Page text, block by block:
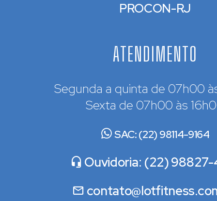
PROCON-RJ
ATENDIMENTO
Segunda a quinta de 07h00
Sexta de 07h00 às
SAC: (22) 98114-9164
Ouvidoria: (22) 98827-